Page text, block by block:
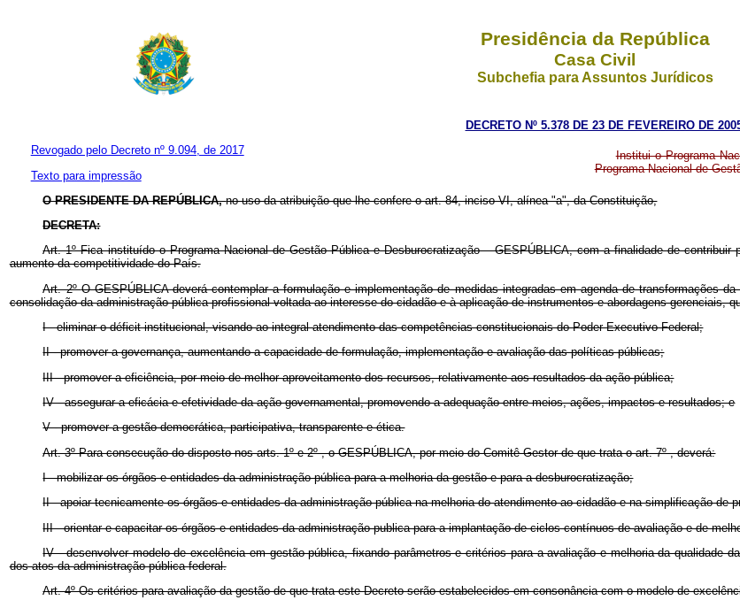
Presidência da República
Casa Civil
Subchefia para Assuntos Jurídicos
DECRETO Nº 5.378 DE 23 DE FEVEREIRO DE
Revogado pelo Decreto nº 9.094, de 2017
Texto para impressão
Institui o Programa
Programa Nacional de
O PRESIDENTE DA REPÚBLICA,no uso da atribuição que lhe confere o art. 84, inciso VI, alínea "a", da Constituição,
DECRETA:
Art. 1º Fica instituído o Programa Nacional de Gestão Pública e Desburocratização – GESPÚBLICA, com a finalidade de
aumento da competitividade do País.
Art. 2ºO GESPÚBLICA deverá contemplar a formulação e implementação de medidas integradas em agenda de transformações
consolidação da administração pública profissional voltada ao interesse do cidadão e à aplicação de instrumentos e abordagens gerenciais,
I - eliminar o déficit institucional, visando ao integral atendimento das competências constitucionais do Poder Executivo Federal;
II - promover a governança, aumentando a capacidade de formulação, implementação e avaliação das políticas públicas;
III - promover a eficiência, por meio de melhor aproveitamento dos recursos, relativamente aos resultados da ação pública;
IV - assegurar a eficácia e efetividade da ação governamental, promovendo a adequação entre meios, ações, impactos e resultados; e
V - promover a gestão democrática, participativa, transparente e ética.
Art. 3º Para consecução do disposto nos arts. 1º e 2º , o GESPÚBLICA, por meio do Comitê Gestor de que trata o art. 7º , deverá:
I - mobilizar os órgãos e entidades da administração pública para a melhoria da gestão e para a desburocratização;
II - apoiar tecnicamente os órgãos e entidades da administração pública na melhoria do atendimento ao cidadão e na simplificação de
III - orientar e capacitar os órgãos e entidades da administração publica para a implantação de ciclos contínuos de avaliação e de
IV - desenvolver modelo de excelência em gestão pública, fixando parâmetros e critérios para a avaliação e melhoria da qualidade
dos atos da administração pública federal.
Art. 4º Os critérios para avaliação da gestão de que trata este Decreto serão estabelecidos em consonância com o modelo de